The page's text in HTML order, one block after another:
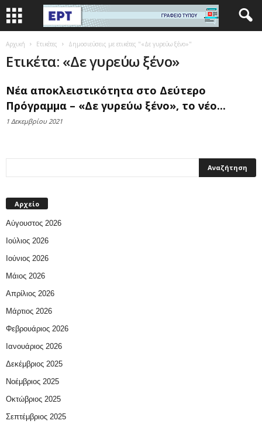
Αρχική Ετικέτες Δημοσιεύσεις με ετικέτες "«Δε γυρεύω ξένο»"
Ετικέτα: «Δε γυρεύω ξένο»
Νέα αποκλειστικότητα στο Δεύτερο
Πρόγραμμα – «Δε γυρεύω ξένο», το νέο...
1 Δεκεμβρίου 2021
Αρχείο
Αύγουστος 2026
Ιούλιος 2026
Ιούνιος 2026
Μάιος 2026
Απρίλιος 2026
Μάρτιος 2026
Φεβρουάριος 2026
Ιανουάριος 2026
Δεκέμβριος 2025
Νοέμβριος 2025
Οκτώβριος 2025
Σεπτέμβριος 2025